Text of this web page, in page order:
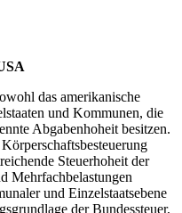
das amerikanische
und Kommunen, die
Abgabenhoheit besitzen.
Steuerhoheit der
Mehrfachbelastungen
und Einzelstaatsebene
der Bundessteuer,